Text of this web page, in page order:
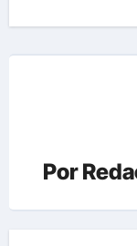
Por